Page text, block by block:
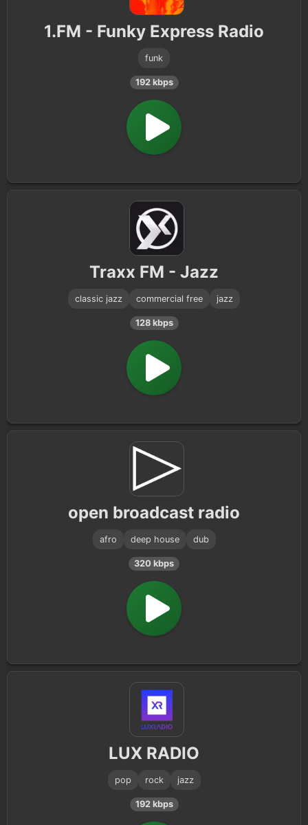
1.FM - Funky Express Radio
funk
192 kbps
Traxx FM - Jazz
classic jazz commercial free jazz
128 kbps
open broadcast radio
afro deep house dub
320 kbps
LUX RADIO
pop rock jazz
192 kbps